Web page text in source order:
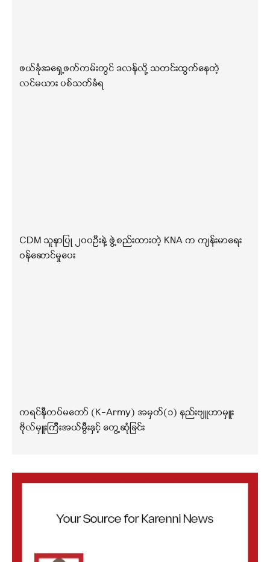
ဖယ်ခုံအရှေ့ဖက်ကမ်းတွင် ဒလန်လို့ သတင်းထွက်နေတဲ့
လင်မယား ပစ်သတ်ခံရ
CDM သူနာပြု ၂၀၀ဦးနဲ့ ဖွဲ့စည်းထားတဲ့ KNA က ကျန်းမာရေး
ဝန်ဆောင်မှုပေး
ကရင်နီတပ်မတော် (K-Army) အမှတ်(၁) နည်းဗျူဟာမှူး
ဗိုလ်မှူးကြီးအယ်မွီးနှင့် တွေ့ဆုံခြင်း